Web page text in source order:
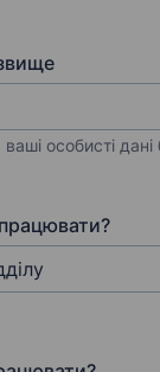
особисті